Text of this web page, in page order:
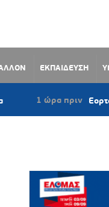
ΕΚΠΑΙΔΕΥΣΗ
πριν Εορτολόγιο: